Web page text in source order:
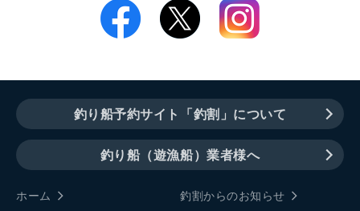
釣り船予約サイト「釣割」について
釣り船（遊漁船）業者様へ
ホーム
釣割からのお知らせ